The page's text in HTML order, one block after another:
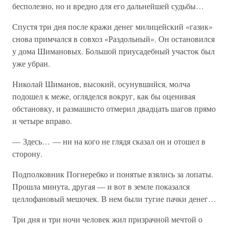
бесполезно, но и вредно для его дальнейшей судьбы…
Спустя три дня после кражи денег милицейский «газик»
снова примчался в совхоз «Раздольный». Он остановился
у дома Шимановых. Большой приусадебный участок был
уже убран.
Николай Шиманов, высокий, осунувшийся, молча
подошел к меже, огляделся вокруг, как бы оценивая
обстановку, и размашисто отмерил двадцать шагов прямо
и четыре вправо.
— Здесь… — ни на кого не глядя сказал он и отошел в
сторону.
Подполковник Погнеребко и понятые взялись за лопаты.
Прошла минута, другая — и вот в земле показался
целлофановый мешочек. В нем были тугие пачки денег…
Три дня и три ночи человек жил призрачной мечтой о